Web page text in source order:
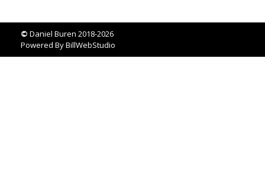
© Daniel Buren 2018-2026
Powered ByBillWebStudio